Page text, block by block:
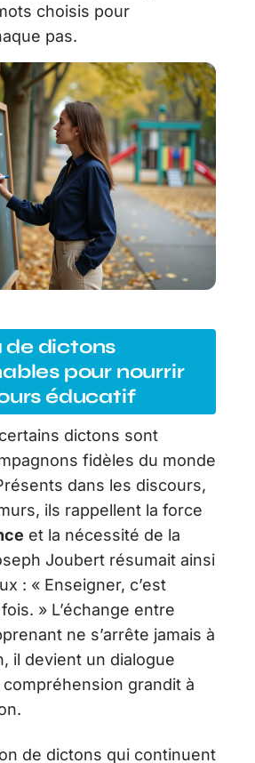
choisis pour
pas.
de dictons
pour nourrir
éducatif
dictons sont
fidèles du monde
dans les discours,
ils rappellent la force
et la nécessité de la
Joubert résumait ainsi
: « Enseigner, c’est
» L’échange entre
ne s’arrête jamais à
il devient un dialogue
grandit à
de dictons qui continuent